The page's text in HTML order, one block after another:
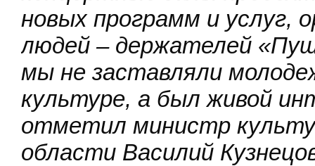
новых программ и услуг,
людей – держателей
мы не заставляли
культуре, а был живой
отметил министр
области Василий